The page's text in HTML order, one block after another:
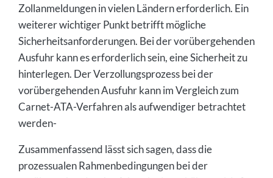
Zollanmeldungen in vielen Ländern erforderlich. Ein
weiterer wichtiger Punkt betrifft mögliche
Sicherheitsanforderungen. Bei der vorübergehenden
Ausfuhr kann es erforderlich sein, eine Sicherheit zu
hinterlegen. Der Verzollungsprozess bei der
vorübergehenden Ausfuhr kann im Vergleich zum
Carnet-ATA-Verfahren als aufwendiger betrachtet
werden-
Zusammenfassend lässt sich sagen, dass die
prozessualen Rahmenbedingungen bei der